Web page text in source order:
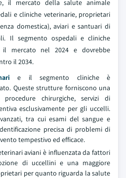
il mercato della salute animale
e cliniche veterinarie, proprietari
domestica), aviari e santuari di
Il segmento ospedali e cliniche
il mercato nel 2024 e dovrebbe
il 2034.
e il segmento cliniche è
Queste strutture forniscono una
procedure chirurgiche, servizi di
esclusivamente per gli uccelli.
tra cui esami del sangue e
precisa di problemi di
tempestivo ed efficace.
aviani è influenzata da fattori
di uccellini e una maggiore
per quanto riguarda la salute